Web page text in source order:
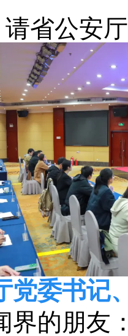
省公安
党委书记
界的朋友